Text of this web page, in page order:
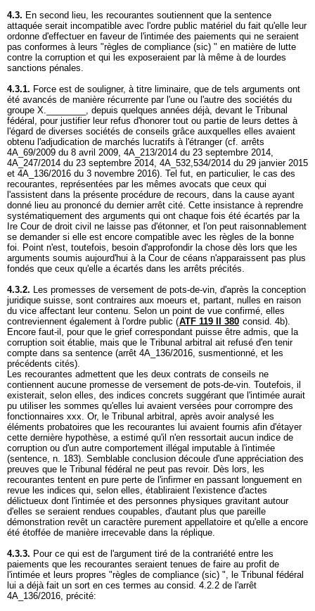
4.3. En second lieu, les recourantes soutiennent que la sentence
attaquée serait incompatible avec l'ordre public matériel du fait qu'elle leur
ordonne d'effectuer en faveur de l'intimée des paiements qui ne seraient
pas conformes à leurs "règles de compliance (sic) " en matière de lutte
contre la corruption et qui les exposeraient par là même à de lourdes
sanctions pénales.
4.3.1. Force est de souligner, à titre liminaire, que de tels arguments ont
été avancés de manière récurrente par l'une ou l'autre des sociétés du
groupe X.________, depuis quelques années déjà, devant le Tribunal
fédéral, pour justifier leur refus d'honorer tout ou partie de leurs dettes à
l'égard de diverses sociétés de conseils grâce auxquelles elles avaient
obtenu l'adjudication de marchés lucratifs à l'étranger (cf. arrêts
4A_69/2009 du 8 avril 2009, 4A_213/2014 du 23 septembre 2014,
4A_247/2014 du 23 septembre 2014, 4A_532,534/2014 du 29 janvier 2015
et 4A_136/2016 du 3 novembre 2016). Tel fut, en particulier, le cas des
recourantes, représentées par les mêmes avocats que ceux qui
l'assistent dans la présente procédure de recours, dans la cause ayant
donné lieu au prononcé du dernier arrêt cité. Cette insistance à reprendre
systématiquement des arguments qui ont chaque fois été écartés par la
Ire Cour de droit civil ne laisse pas d'étonner, et l'on peut raisonnablement
se demander si elle est encore compatible avec les règles de la bonne
foi. Point n'est, toutefois, besoin d'approfondir la chose dès lors que les
arguments soumis aujourd'hui à la Cour de céans n'apparaissent pas plus
fondés que ceux qu'elle a écartés dans les arrêts précités.
4.3.2. Les promesses de versement de pots-de-vin, d'après la conception
juridique suisse, sont contraires aux moeurs et, partant, nulles en raison
du vice affectant leur contenu. Selon un point de vue confirmé, elles
contreviennent également à l'ordre public (ATF 119 II 380 consid. 4b).
Encore faut-il, pour que le grief correspondant puisse être admis, que la
corruption soit établie, mais que le Tribunal arbitral ait refusé d'en tenir
compte dans sa sentence (arrêt 4A_136/2016, susmentionné, et les
précédents cités).
Les recourantes admettent que les deux contrats de conseils ne
contiennent aucune promesse de versement de pots-de-vin. Toutefois, il
existerait, selon elles, des indices concrets suggérant que l'intimée aurait
pu utiliser les sommes qu'elles lui avaient versées pour corrompre des
fonctionnaires xxx. Or, le Tribunal arbitral, après avoir analysé les
éléments probatoires que les recourantes lui avaient fournis afin d'étayer
cette dernière hypothèse, a estimé qu'il n'en ressortait aucun indice de
corruption ou d'un autre comportement illégal imputable à l'intimée
(sentence, n. 183). Semblable conclusion découle d'une appréciation des
preuves que le Tribunal fédéral ne peut pas revoir. Dès lors, les
recourantes tentent en pure perte de l'infirmer en passant longuement en
revue les indices qui, selon elles, établiraient l'existence d'actes
délictueux dont l'intimée et des personnes physiques gravitant autour
d'elles se seraient rendues coupables, d'autant plus que pareille
démonstration revêt un caractère purement appellatoire et qu'elle a encore
été étoffée de manière irrecevable dans la réplique.
4.3.3. Pour ce qui est de l'argument tiré de la contrariété entre les
paiements que les recourantes seraient tenues de faire au profit de
l'intimée et leurs propres "règles de compliance (sic) ", le Tribunal fédéral
lui a déjà fait un sort en ces termes au consid. 4.2.2 de l'arrêt
4A_136/2016, précité: